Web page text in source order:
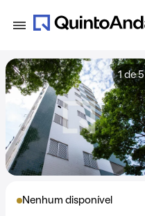
Nenhum disponível
1 de 5